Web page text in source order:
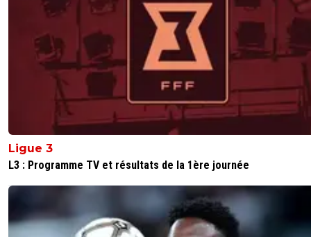
Ligue 3
L3 : Programme TV et résultats de la 1ère journée